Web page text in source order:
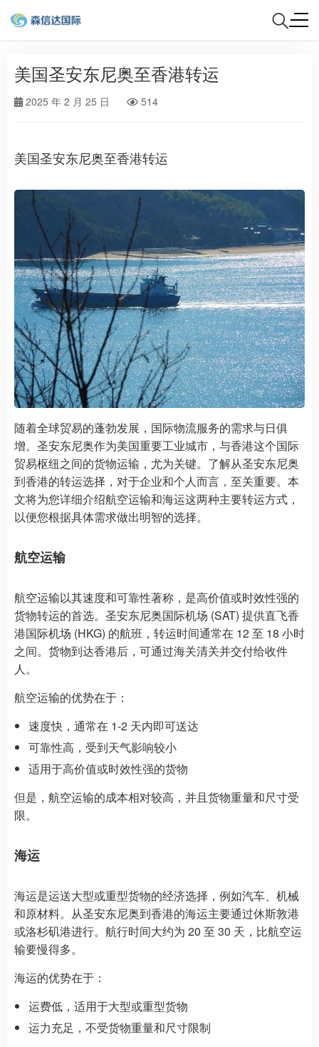
美国圣安东尼奥至香港转运
2025 年 2 月 25 日 514
美国圣安东尼奥至香港转运
随着全球贸易的蓬勃发展，国际物流服务的需求与日俱
增。圣安东尼奥作为美国重要工业城市，与香港这个国际
贸易枢纽之间的货物运输，尤为关键。了解从圣安东尼奥
到香港的转运选择，对于企业和个人而言，至关重要。本
文将为您详细介绍航空运输和海运这两种主要转运方式，
以便您根据具体需求做出明智的选择。
航空运输
航空运输以其速度和可靠性著称，是高价值或时效性强的
货物转运的首选。圣安东尼奥国际机场 (SAT) 提供直飞香
港国际机场 (HKG) 的航班，转运时间通常在 12 至 18 小时
之间。货物到达香港后，可通过海关清关并交付给收件
人。
航空运输的优势在于：
速度快，通常在 1-2 天内即可送达
可靠性高，受到天气影响较小
适用于高价值或时效性强的货物
但是，航空运输的成本相对较高，并且货物重量和尺寸受
限。
海运
海运是运送大型或重型货物的经济选择，例如汽车、机械
和原材料。从圣安东尼奥到香港的海运主要通过休斯敦港
或洛杉矶港进行。航行时间大约为 20 至 30 天，比航空运
输要慢得多。
海运的优势在于：
运费低，适用于大型或重型货物
运力充足，不受货物重量和尺寸限制